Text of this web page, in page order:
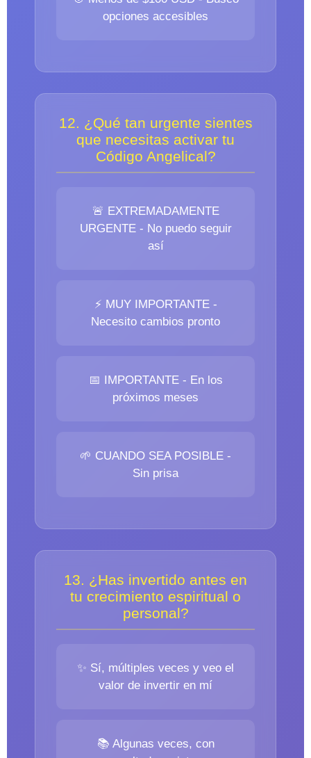
opciones accesibles
12. ¿Qué tan urgente sientes
que necesitas activar tu
Código Angelical?
🚨 EXTREMADAMENTE
URGENTE - No puedo seguir
así
⚡ MUY IMPORTANTE -
Necesito cambios pronto
📅 IMPORTANTE - En los
próximos meses
🌱 CUANDO SEA POSIBLE -
Sin prisa
13. ¿Has invertido antes en
tu crecimiento espiritual o
personal?
✨ Sí, múltiples veces y veo el
valor de invertir en mí
📚 Algunas veces, con